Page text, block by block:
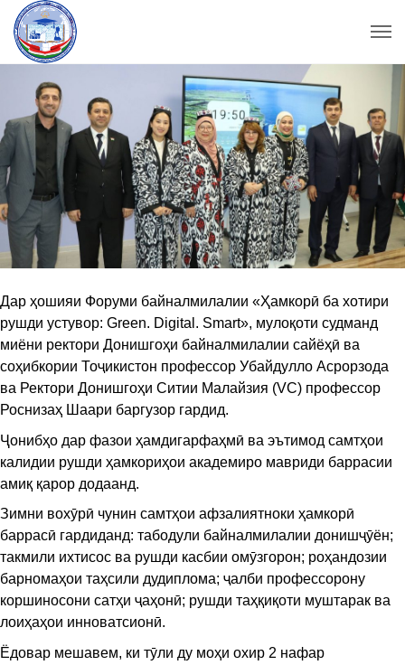
Дар ҳошияи Форуми байналмилалии «Ҳамкорӣ ба хотири
рушди устувор: Green. Digital. Smart», мулоқоти судманд
миёни ректори Донишгоҳи байналмилалии сайёҳӣ ва
соҳибкории Тоҷикистон профессор Убайдулло Асрорзода
ва Ректори Донишгоҳи Ситии Малайзия (VC) профессор
Роснизаҳ Шаари баргузор гардид.
Ҷонибҳо дар фазои ҳамдигарфаҳмӣ ва эътимод самтҳои
калидии рушди ҳамкориҳои академиро мавриди баррасии
амиқ қарор додаанд.
Зимни вохӯрӣ чунин самтҳои афзалиятноки ҳамкорӣ
баррасӣ гардиданд: табодули байналмилалии донишҷӯён;
такмили ихтисос ва рушди касбии омӯзгорон; роҳандозии
барномаҳои таҳсили дудиплома; ҷалби профессорону
коршиносони сатҳи ҷаҳонӣ; рушди таҳқиқоти муштарак ва
лоиҳаҳои инноватсионӣ.
Ёдовар мешавем, ки тӯли ду моҳи охир 2 нафар